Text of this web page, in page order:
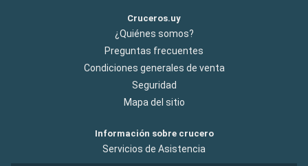
Cruceros.uy
¿Quiénes somos?
Preguntas frecuentes
Condiciones generales de venta
Seguridad
Mapa del sitio
Información sobre crucero
Servicios de Asistencia